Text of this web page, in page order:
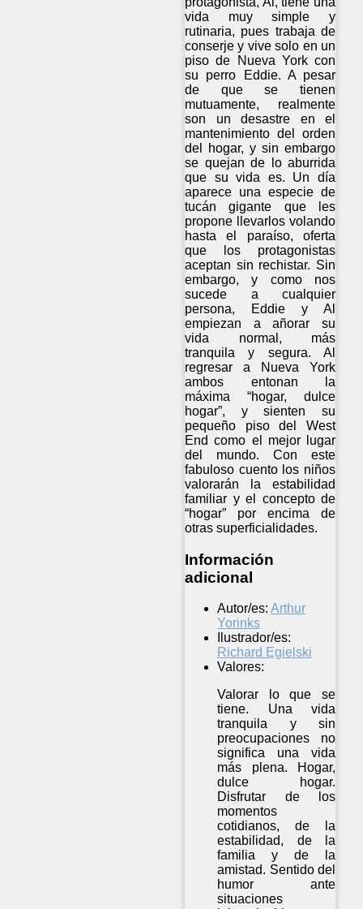
vida muy simple y
rutinaria, pues trabaja de
conserje y vive solo en un
piso de Nueva York con
su perro Eddie. A pesar
de que se tienen
mutuamente, realmente
son un desastre en el
mantenimiento del orden
del hogar, y sin embargo
se quejan de lo aburrida
que su vida es. Un día
aparece una especie de
tucán gigante que les
propone llevarlos volando
hasta el paraíso, oferta
que los protagonistas
aceptan sin rechistar. Sin
embargo, y como nos
sucede a cualquier
persona, Eddie y Al
empiezan a añorar su
vida normal, más
tranquila y segura. Al
regresar a Nueva York
ambos entonan la
máxima “hogar, dulce
hogar”, y sienten su
pequeño piso del West
End como el mejor lugar
del mundo. Con este
fabuloso cuento los niños
valorarán la estabilidad
familiar y el concepto de
“hogar” por encima de
otras superficialidades.
Información
adicional
Autor/es: Arthur
Yorinks
Ilustrador/es:
Richard Egielski
Valores:
Valorar lo que se
tiene. Una vida
tranquila y sin
preocupaciones no
significa una vida
más plena. Hogar,
dulce hogar.
Disfrutar de los
momentos
cotidianos, de la
estabilidad, de la
familia y de la
amistad. Sentido del
humor ante
situaciones